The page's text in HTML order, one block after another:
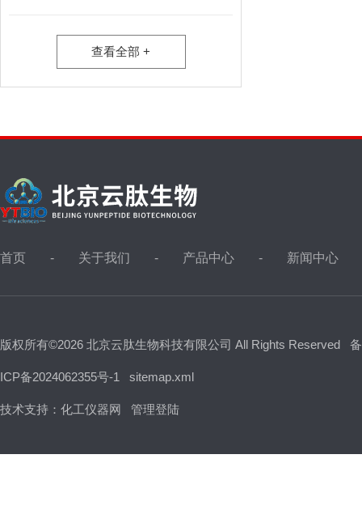
查看全部 +
首页 关于我们 产品中心 新闻中心
版权所有©2026 北京云肽生物科技有限公司 All Rights Reserved
ICP备2024062355号-1 sitemap.xml
技术支持： 化工仪器网 管理登陆